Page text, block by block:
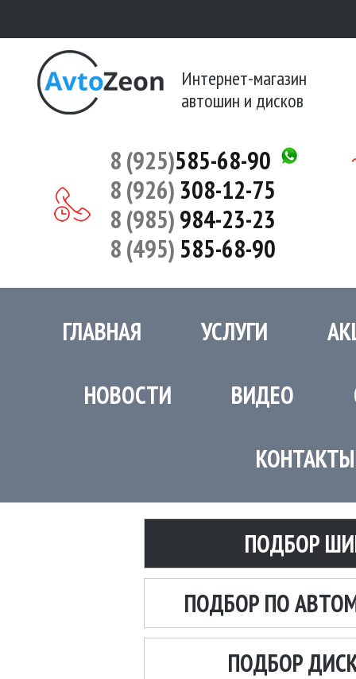
Интернет-магазин
автошин и дисков
8 (925)585-68-90
8 (926) 308-12-75
8 (985)984-23-23
8 (495)585-68-90
ГЛАВНАЯ УСЛУГИ
НОВОСТИ ВИДЕО
КОНТАКТЫ
ПОДБОР
ПОДБОР ПО
ПОДБОР